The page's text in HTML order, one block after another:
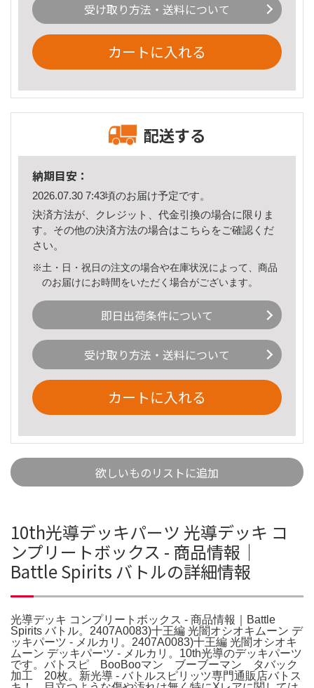
受け取り方法・送料について
カートに入れる
配送する
納期目安：
2026.07.30 7:43頃のお届け予定です。
決済方法が、クレジット、代金引換の場合に限りま
す。その他の決済方法の場合はこちら をご確認くだ
さい。
※土・日・祝日の注文の場合や在庫状況によって、商品
のお届けにお時間をいただく場合がございます。
即日出荷条件について
受け取り方法・送料について
カートに入れる
欲しいものリストに追加
10th光導デッキパーツ 光導デッキ コ
ンプリートボックス - 商品情報｜
Battle Spirits バトルの詳細情報
光導デッキ コンプリートボックス - 商品情報｜Battle
Spirits バトル。2407A0083)十王編 光闇オシオキムーン デ
ッキパーツ - メルカリ。2407A0083)十王編 光闇オシオキ
ムーン デッキパーツ - メルカリ。10th光導のデッキパーツ
です。バトスピ BooBooマン ブーブーマン タバック
加工 20枚。新光導 - バトルスピリッツ専門通販店バトス